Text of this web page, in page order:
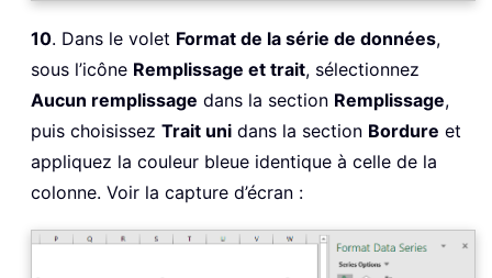
10. Dans le volet Format de la série de données,
sous l’icône Remplissage et trait, sélectionnez
Aucun remplissage dans la section Remplissage,
puis choisissez Trait uni dans la section Bordure et
appliquez la couleur bleue identique à celle de la
colonne. Voir la capture d’écran :